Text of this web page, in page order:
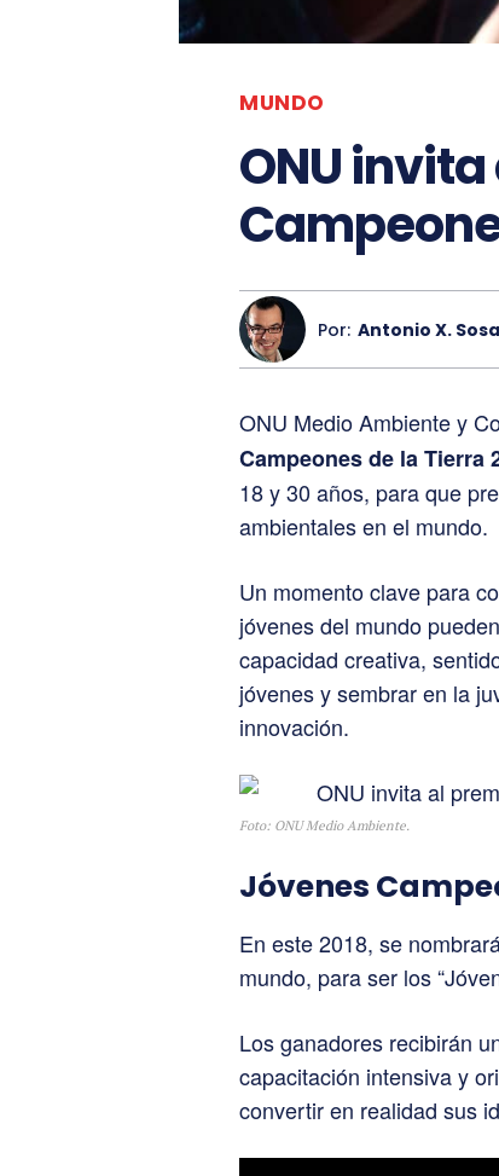
MUNDO
ONU
Por: Antonio X.
ONU Medio Ambiente y
Campeones de la Tierra
18 y 30 años, para que
ambientales en el mundo.
Un momento clave para
jóvenes del mundo
capacidad creativa,
jóvenes y sembrar en la
innovación.
Foto: ONU Medio Ambiente.
Jóvenes
En este 2018, se
mundo, para ser los
Los ganadores recibirán
capacitación intensiva y
convertir en realidad sus